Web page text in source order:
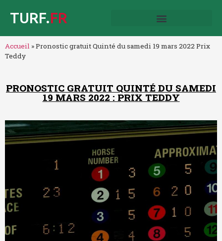
TURF.FR
Accueil »Pronostic gratuit Quinté du samedi 19 mars 2022 Prix
Teddy
PRONOSTIC GRATUIT QUINTÉ DU SAMEDI
19 MARS 2022 : PRIX TEDDY